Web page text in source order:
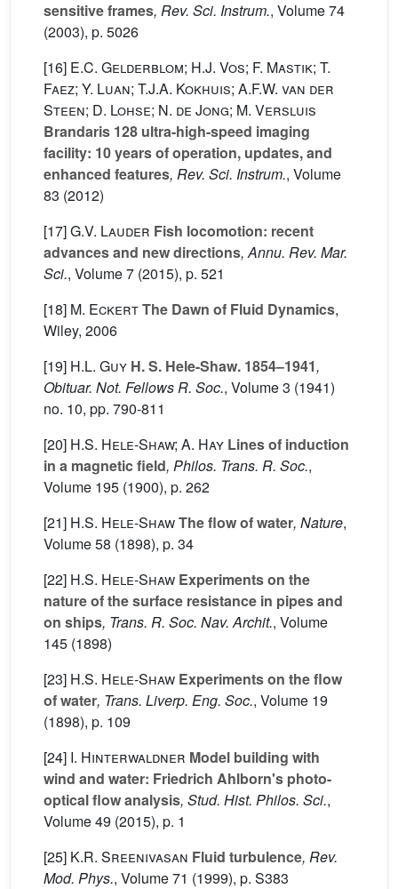
sensitive frames, Rev. Sci. Instrum., Volume 74
(2003), p. 5026
[16] E.C. Gelderblom; H.J. Vos; F. Mastik; T.
Faez; Y. Luan; T.J.A. Kokhuis; A.F.W. van der
Steen; D. Lohse; N. de Jong; M. Versluis
Brandaris 128 ultra-high-speed imaging
facility: 10 years of operation, updates, and
enhanced features, Rev. Sci. Instrum., Volume
83 (2012)
[17]G.V. Lauder Fish locomotion: recent
advances and new directions, Annu. Rev. Mar.
Sci., Volume 7 (2015), p. 521
[18] M. EckertThe Dawn of Fluid Dynamics,
Wiley, 2006
[19] H.L. Guy H. S. Hele-Shaw. 1854–1941,
Obituar. Not. Fellows R. Soc., Volume 3 (1941)
no. 10, pp. 790-811
[20] H.S. Hele-Shaw; A. Hay Lines of induction
in a magnetic field, Philos. Trans. R. Soc.,
Volume 195 (1900), p. 262
[21] H.S. Hele-ShawThe flow of water, Nature,
Volume 58 (1898), p. 34
[22] H.S. Hele-Shaw Experiments on the
nature of the surface resistance in pipes and
on ships, Trans. R. Soc. Nav. Archit., Volume
145 (1898)
[23] H.S. Hele-Shaw Experiments on the flow
of water, Trans. Liverp. Eng. Soc., Volume 19
(1898), p. 109
[24] I. Hinterwaldner Model building with
wind and water: Friedrich Ahlborn's photo-
optical flow analysis, Stud. Hist. Philos. Sci.,
Volume 49 (2015), p. 1
[25] K.R. Sreenivasan Fluid turbulence, Rev.
Mod. Phys., Volume 71 (1999), p. S383